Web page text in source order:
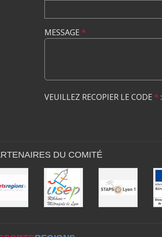
MESSAGE *
VEUILLEZ RECOPIER LE CODE * :
DU COMITÉ